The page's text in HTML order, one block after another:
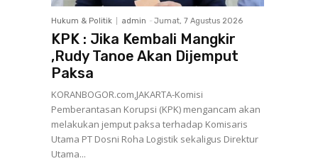
Hukum & Politik admin - Jumat, 7 Agustus 2026
KPK : Jika Kembali Mangkir
,Rudy Tanoe Akan Dijemput
Paksa
KORANBOGOR.com,JAKARTA-Komisi
Pemberantasan Korupsi (KPK) mengancam akan
melakukan jemput paksa terhadap Komisaris
Utama PT Dosni Roha Logistik sekaligus Direktur
Utama...